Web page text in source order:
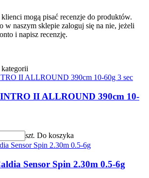
mogą pisać recenzje do produktów.
w naszym sklepie zaloguj się na nie, jeżeli
i napisz recenzję.
kategorii
II ALLROUND 390cm 10-
szt. Do koszyka
Sensor Spin 2.30m 0.5-6g